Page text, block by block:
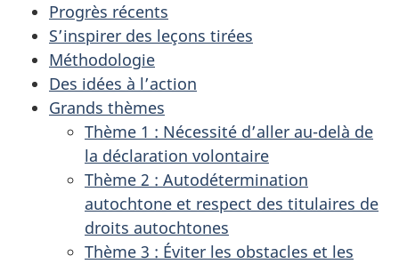
Progrès récents
S’inspirer des leçons tirées
Méthodologie
Des idées à l’action
Grands thèmes
Thème 1 : Nécessité d’aller au-delà de
la déclaration volontaire
Thème 2 : Autodétermination
autochtone et respect des titulaires de
droits autochtones
Thème 3 : Éviter les obstacles et les